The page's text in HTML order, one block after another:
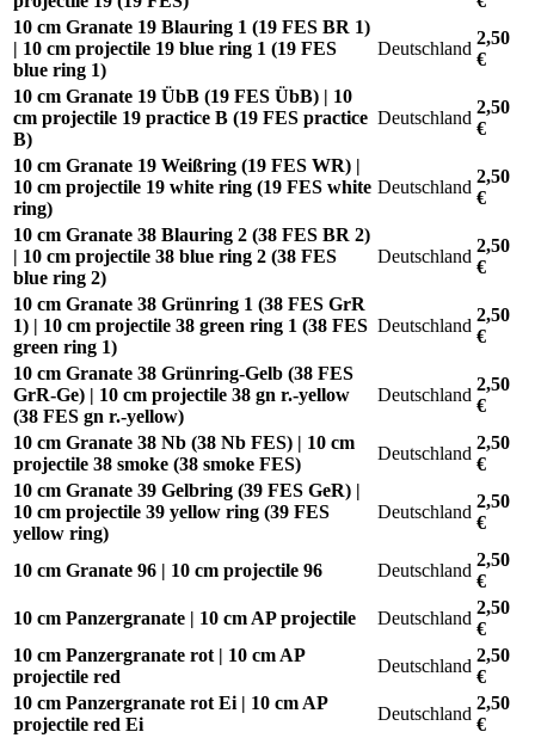
10 cm Granate 19 Blauring 1 (19 FES BR 1)
| 10 cm projectile 19 blue ring 1 (19 FES
blue ring 1)
Deutschland
2,50
€
10 cm Granate 19 ÜbB (19 FES ÜbB) | 10
cm projectile 19 practice B (19 FES practice
B)
Deutschland
2,50
€
10 cm Granate 19 Weißring (19 FES WR) |
10 cm projectile 19 white ring (19 FES white
ring)
Deutschland
2,50
€
10 cm Granate 38 Blauring 2 (38 FES BR 2)
| 10 cm projectile 38 blue ring 2 (38 FES
blue ring 2)
Deutschland
2,50
€
10 cm Granate 38 Grünring 1 (38 FES GrR
1) | 10 cm projectile 38 green ring 1 (38 FES
green ring 1)
Deutschland
2,50
€
10 cm Granate 38 Grünring-Gelb (38 FES
GrR-Ge) | 10 cm projectile 38 gn r.-yellow
(38 FES gn r.-yellow)
Deutschland
2,50
€
10 cm Granate 38 Nb (38 Nb FES) | 10 cm
projectile 38 smoke (38 smoke FES)
Deutschland
2,50
€
10 cm Granate 39 Gelbring (39 FES GeR) |
10 cm projectile 39 yellow ring (39 FES
yellow ring)
Deutschland
2,50
€
10 cm Granate 96 | 10 cm projectile 96 Deutschland
2,50
€
10 cm Panzergranate | 10 cm AP projectile
Deutschland
2,50
€
10 cm Panzergranate rot | 10 cm AP
projectile red
Deutschland
2,50
€
10 cm Panzergranate rot Ei | 10 cm AP
projectile red Ei
Deutschland
2,50
€